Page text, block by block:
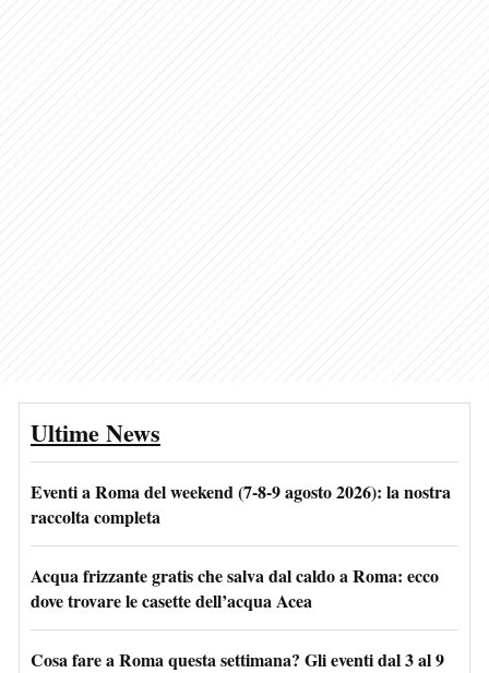
Ultime News
Eventi a Roma del weekend (7-8-9 agosto 2026): la nostra
raccolta completa
Acqua frizzante gratis che salva dal caldo a Roma: ecco
dove trovare le casette dell’acqua Acea
Cosa fare a Roma questa settimana? Gli eventi dal 3 al 9